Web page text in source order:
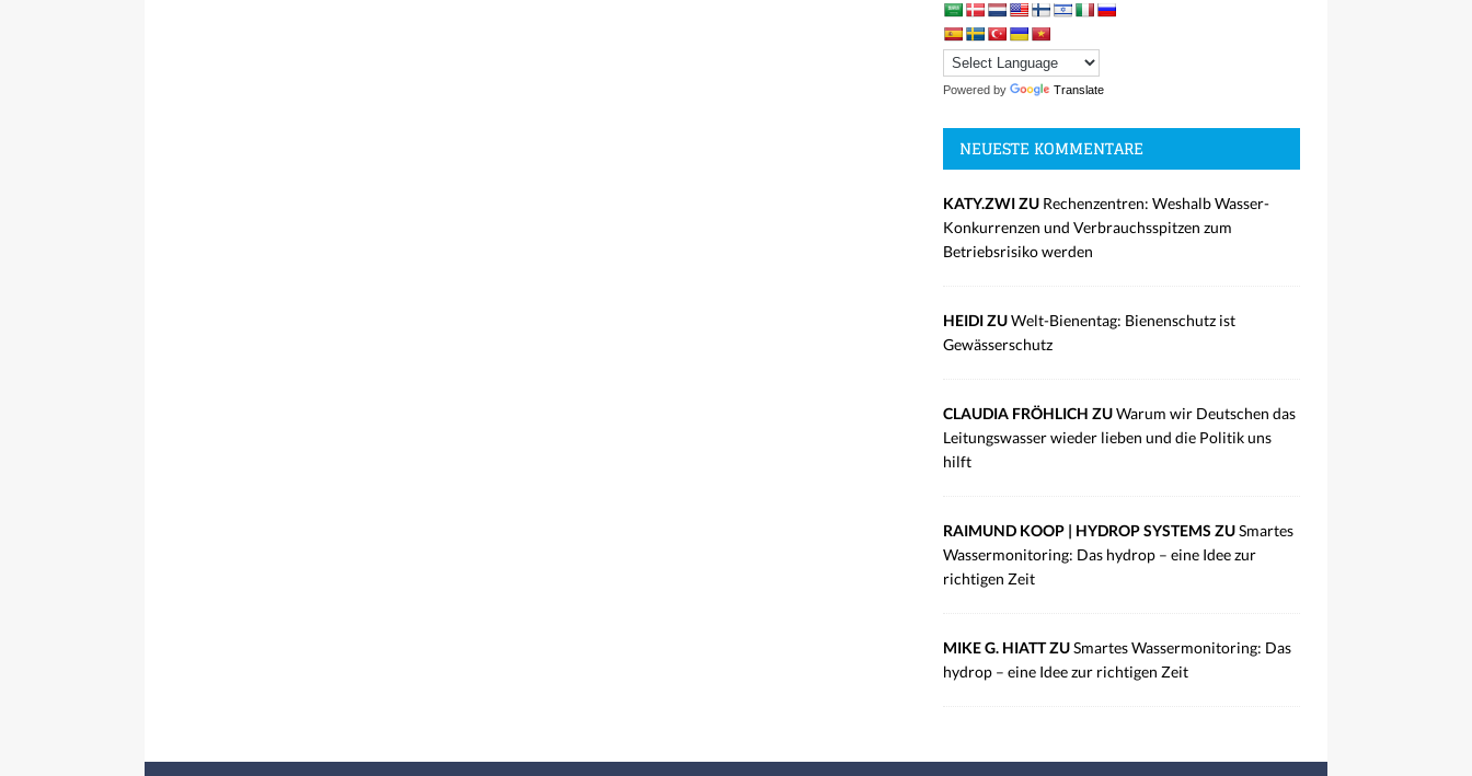
Powered by Translate
NEUESTE KOMMENTARE
KATY.ZWI ZU Rechenzentren: Weshalb Wasser-
Konkurrenzen und Verbrauchsspitzen zum
Betriebsrisiko werden
HEIDI ZUWelt-Bienentag: Bienenschutz ist
Gewässerschutz
CLAUDIA FRÖHLICH ZUWarum wir Deutschen das
Leitungswasser wieder lieben und die Politik uns
hilft
RAIMUND KOOP | HYDROP SYSTEMS ZUSmartes
Wassermonitoring: Das hydrop – eine Idee zur
richtigen Zeit
MIKE G. HIATT ZUSmartes Wassermonitoring: Das
hydrop – eine Idee zur richtigen Zeit